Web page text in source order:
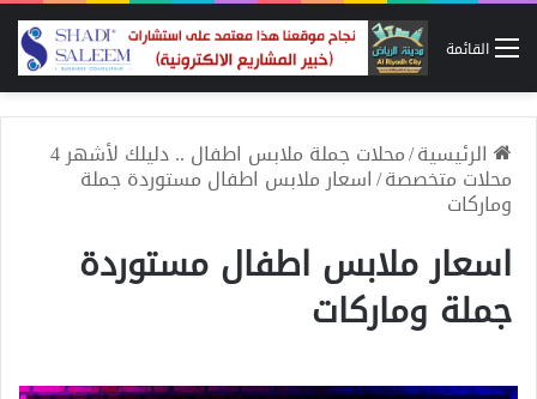
القائمة
الرئيسية/ محلات جملة ملابس اطفال .. دليلك لأشهر 4
محلات متخصصة/اسعار ملابس اطفال مستوردة جملة
وماركات
اسعار ملابس اطفال مستوردة
جملة وماركات